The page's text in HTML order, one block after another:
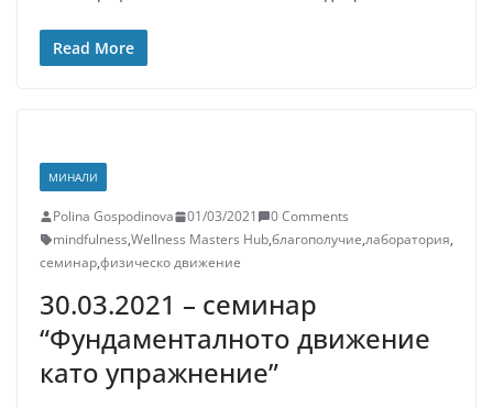
Read More
МИНАЛИ
Polina Gospodinova 01/03/2021
0 Comments
mindfulness,Wellness Masters Hub,благополучие,лаборатория,
семинар,физическо движение
30.03.2021 – семинар
“Фундаменталното движение
като упражнение”